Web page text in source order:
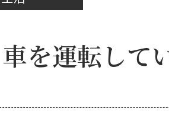
車を運転して